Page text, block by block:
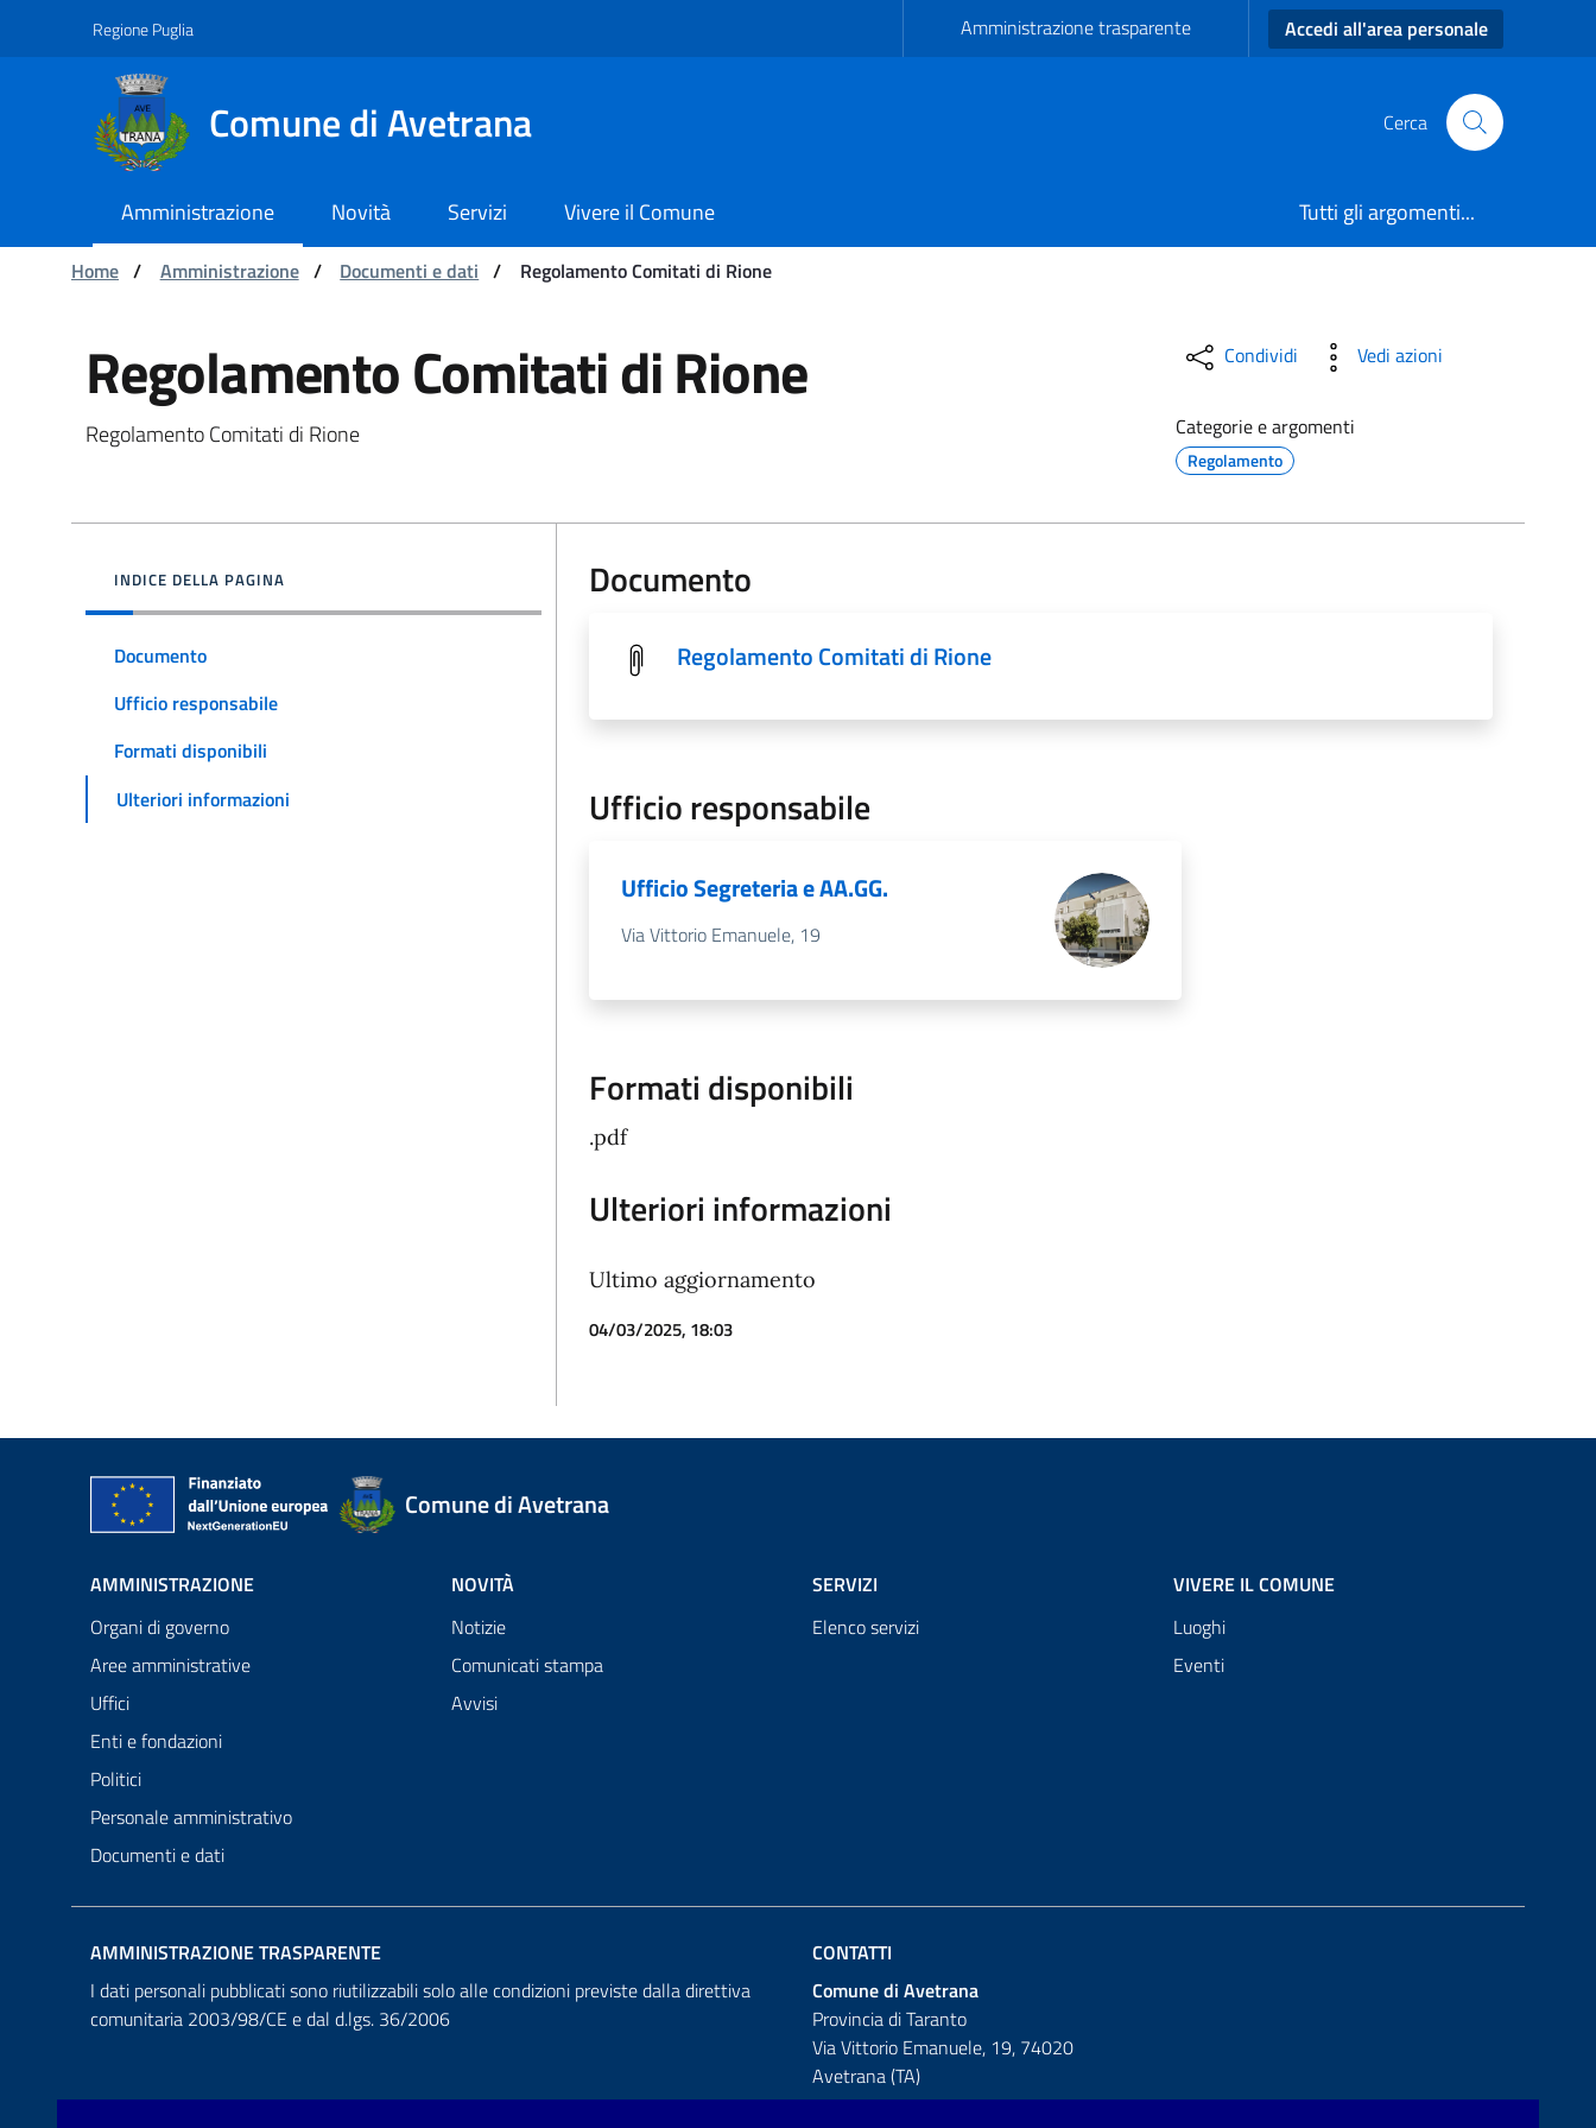
Navigazione
Salta al contenuto
Regione Puglia Amministrazione trasparente Accedi all'area personale
Comune di Avetrana Cerca
Amministrazione Novità Servizi Vivere il Comune
Tutti gli argomenti...
Ti trovi in:
Home / Amministrazione / Documenti e dati / Regolamento Comitati di Rione
Regolamento Comitati di Rione - Comune di Avetrana
Regolamento Comitati di Rione
Regolamento Comitati di Rione
Condividi Vedi azioni
Categorie e argomenti
Regolamento
INDICE DELLA PAGINA
Documento
Ufficio responsabile
Formati disponibili
Ulteriori informazioni
Documento
Regolamento Comitati di Rione
Ufficio responsabile
Ufficio Segreteria e AA.GG.
Via Vittorio Emanuele, 19
Formati disponibili
.pdf
Ulteriori informazioni
Ultimo aggiornamento
04/03/2025, 18:03
Comune di Avetrana
AMMINISTRAZIONE
Organi di governo
Aree amministrative
Uffici
Enti e fondazioni
Politici
Personale amministrativo
Documenti e dati
NOVITÀ
Notizie
Comunicati stampa
Avvisi
SERVIZI
Elenco servizi
VIVERE IL COMUNE
Luoghi
Eventi
AMMINISTRAZIONE TRASPARENTE
I dati personali pubblicati sono riutilizzabili solo alle condizioni previste dalla direttiva
comunitaria 2003/98/CE e dal d.lgs. 36/2006
CONTATTI
Comune di Avetrana
Provincia di Taranto
Via Vittorio Emanuele, 19, 74020
Avetrana (TA)